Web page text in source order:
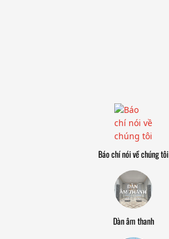
Báo chí nói về chúng tôi
Dàn âm thanh